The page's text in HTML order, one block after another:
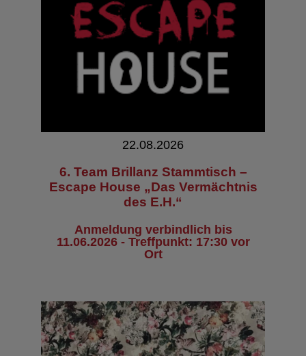
22.08.2026
6. Team Brillanz Stammtisch –
Escape House „Das Vermächtnis
des E.H.“
Anmeldung verbindlich bis
11.06.2026 - Treffpunkt: 17:30 vor
Ort